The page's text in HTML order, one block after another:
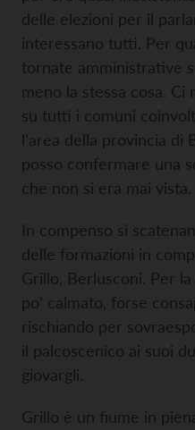
delle elezioni per il
interessano tutti. Per
tornate amministrative
meno la stessa cosa.
su tutti i comuni
l’area della provincia di
posso confermare una
che non si era mai vista.
In compenso si
delle formazioni in
Grillo, Berlusconi. Per
po’ calmato, forse
rischiando per
il palcoscenico ai suoi
giovargli.
Grillo è un fiume in